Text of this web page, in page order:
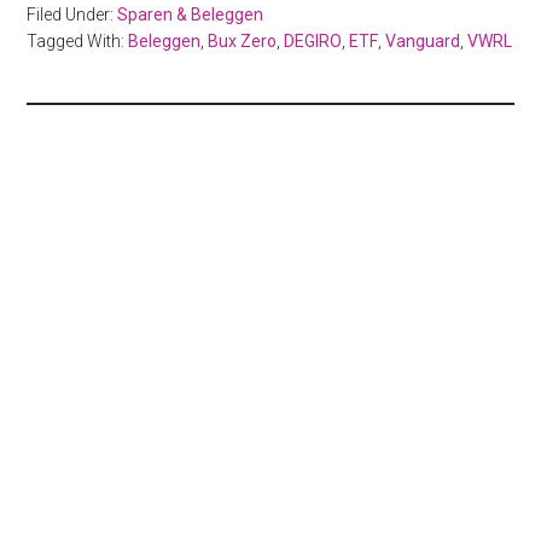
Filed Under:Sparen & Beleggen
Tagged With: Beleggen, Bux Zero, DEGIRO, ETF,Vanguard,VWRL